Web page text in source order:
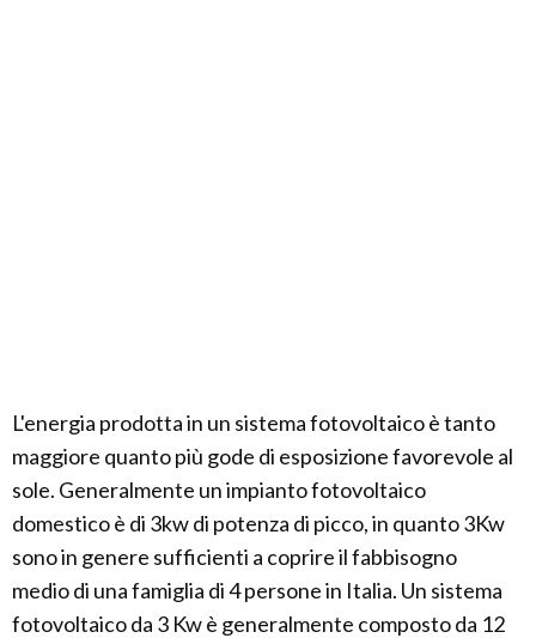
L'energia prodotta in un sistema fotovoltaico è tanto
maggiore quanto più gode di esposizione favorevole al
sole. Generalmente un impianto fotovoltaico
domestico è di 3kw di potenza di picco, in quanto 3Kw
sono in genere sufficienti a coprire il fabbisogno
medio di una famiglia di 4 persone in Italia. Un sistema
fotovoltaico da 3 Kw è generalmente composto da 12